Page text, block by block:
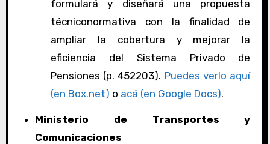
formulará y diseñará una propuesta
técniconormativa con la finalidad de
ampliar la cobertura y mejorar la
eficiencia del Sistema Privado de
Pensiones (p. 452203). Puedes verlo aquí
(en Box.net) o acá (en Google Docs).
Ministerio de Transportes y
Comunicaciones